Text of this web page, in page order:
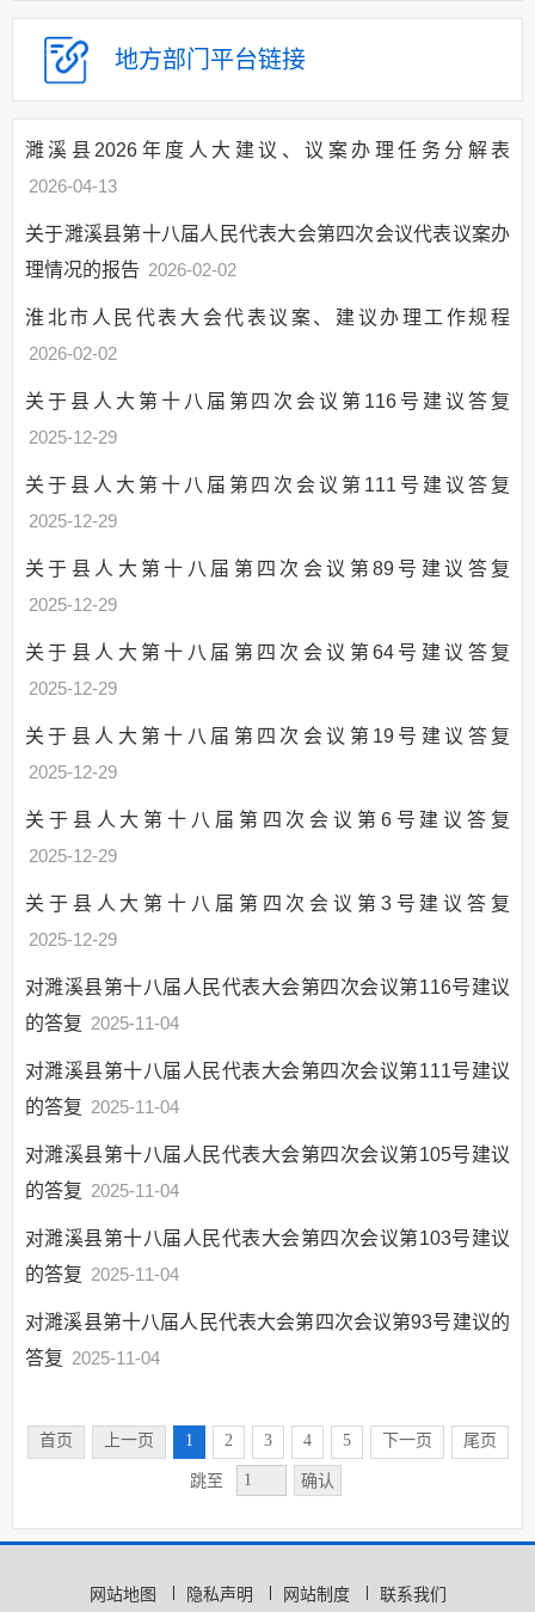
计信息
建议提案办理
办理制度和总体情况
政协委员提案办理
政府机构
人事信息
财政资金
应急管理
权责清单和动态调
务清单
涉企收费和市场准
行政事业性收费
“放管服”改革
重大建设项目
公共资源交易
义务教育
户籍管理
社会救助
养老服务
公共法律服务
生态环境
国有土地上房屋征收
保障性住房
农村危房改造
城市综合执法
市政服务
公共文化服务
救灾
食品药品监管
地方部门 平台链接
濉溪县2026年度人大建议、议案办理任务分解表
2026-04-13
关于濉溪县第十八届人民代表大会第四次会议代表议案办
理情况的报告 2026-02-02
淮北市人民代表大会代表议案、建议办理工作规程
2026-02-02
关于县人大第十八届第四次会议第116号建议答复
2025-12-29
关于县人大第十八届第四次会议第111号建议答复
2025-12-29
关于县人大第十八届第四次会议第89号建议答复
2025-12-29
关于县人大第十八届第四次会议第64号建议答复
2025-12-29
关于县人大第十八届第四次会议第19号建议答复
2025-12-29
关于县人大第十八届第四次会议第6号建议答复
2025-12-29
关于县人大第十八届第四次会议第3号建议答复
2025-12-29
对濉溪县第十八届人民代表大会第四次会议第116号建议
的答复 2025-11-04
对濉溪县第十八届人民代表大会第四次会议第111号建议
的答复 2025-11-04
对濉溪县第十八届人民代表大会第四次会议第105号建议
的答复 2025-11-04
对濉溪县第十八届人民代表大会第四次会议第103号建议
的答复 2025-11-04
对濉溪县第十八届人民代表大会第四次会议第93号建议的
答复 2025-11-04
首页 上一页 1 2 3 4 5 下一页 尾页
跳至 确认
网站地图 隐私声明 网站制度 联系我们